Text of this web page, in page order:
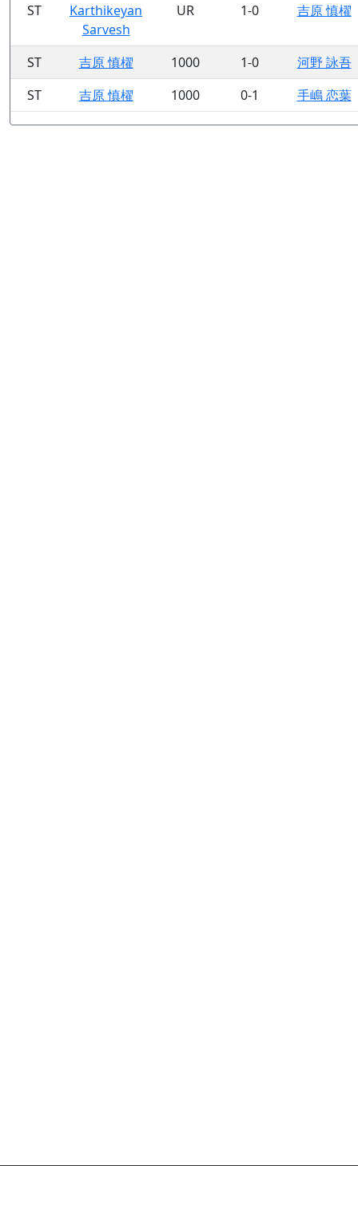
ST
Karthikeyan
Sarvesh
UR 1-0 吉原 慎櫂
ST 吉原 慎櫂 1000 1-0
河野 詠吾
ST
吉原 慎櫂 1000 0-1 手嶋 恋葉